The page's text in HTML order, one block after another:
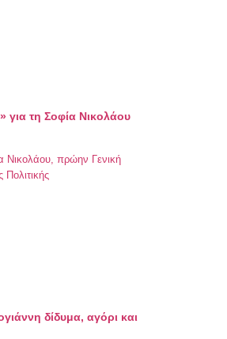
της EE και τη μετανάστευση.
τη Σοφία Νικολάου
Νικολάου, πρώην Γενική
Πολιτικής
δίδυμα, αγόρι και